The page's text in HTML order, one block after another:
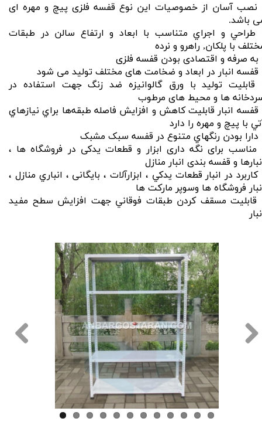
نصب آسان از خصوصیات این نوع قفسه فلزی پیچ و مهره ای
باشد.
طراحي و اجراي متناسب با ابعاد و ارتفاع سالن در طبقات
با پلكان, راهرو و نرده
به صرفه و اقتصادی بودن قفسه فلزی
قفسه انبار در ابعاد و ضخامت های مختلف تولید می شود
قابلیت تولید با ورق گالوانیزه ضد زنگ جهت استفاده در
ها و محیط های مرطوب
قفسه انبار قابليت كاهش و افزايش فاصله طبقه‌ها براي نيازهاي
با پيچ و مهره را دارد
دارا بودن رنگهاي متنوع در قفسه سبک مشبک
مناسب برای نگه داری ابزار و قطعات یدکی در فروشگاه ها ،
و قفسه بندی انبار منازل
كاربرد در انبار قطعات يدكي ، ابزارآلات ، بايگانی ، انباري منازل ،
فروشگاه ها وسوپر ماركت ها
قابليت مسقف كردن طبقات فوقاني جهت افزايش سطح مفيد